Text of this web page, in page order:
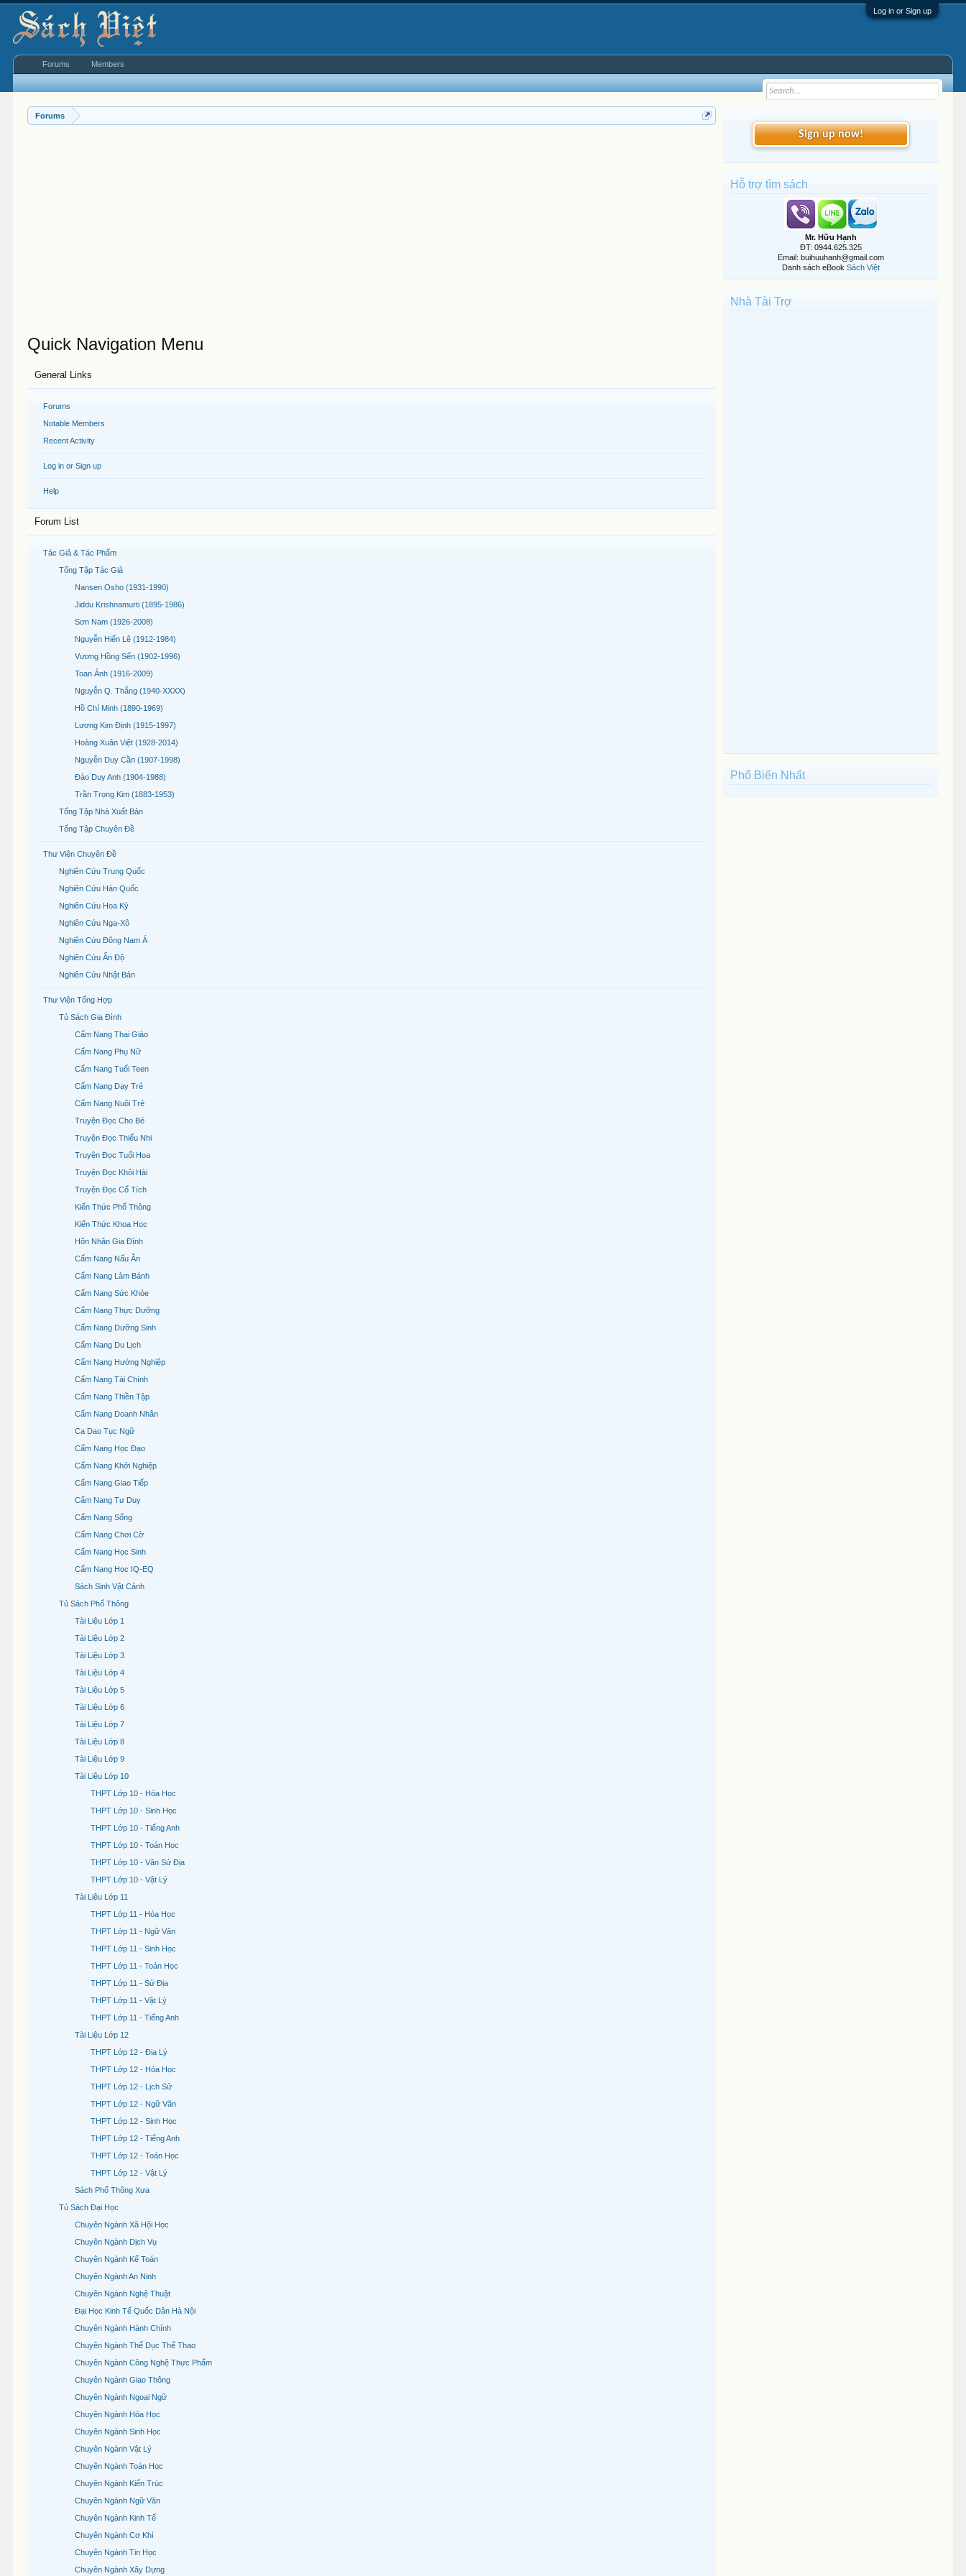
Log in or Sign up
Forums
Quick Navigation Menu
General Links
Forums
Notable Members
Recent Activity
Log in or Sign up
Help
Forum List
Tác Giả & Tác Phẩm
Tổng Tập Tác Giả
Nansen Osho (1931-1990)
Jiddu Krishnamurti (1895-1986)
Sơn Nam (1926-2008)
Nguyễn Hiến Lê (1912-1984)
Vương Hồng Sển (1902-1996)
Toan Ánh (1916-2009)
Nguyễn Q. Thắng (1940-XXXX)
Hồ Chí Minh (1890-1969)
Lương Kim Định (1915-1997)
Hoàng Xuân Việt (1928-2014)
Nguyễn Duy Cần (1907-1998)
Đào Duy Anh (1904-1988)
Trần Trọng Kim (1883-1953)
Tổng Tập Nhà Xuất Bản
Tổng Tập Chuyên Đề
Thư Viện Chuyên Đề
Nghiên Cứu Trung Quốc
Nghiên Cứu Hàn Quốc
Nghiên Cứu Hoa Kỳ
Nghiên Cứu Nga-Xô
Nghiên Cứu Đông Nam Á
Nghiên Cứu Ấn Độ
Nghiên Cứu Nhật Bản
Thư Viện Tổng Hợp
Tủ Sách Gia Đình
Cẩm Nang Thai Giáo
Cẩm Nang Phụ Nữ
Cẩm Nang Tuổi Teen
Cẩm Nang Dạy Trẻ
Cẩm Nang Nuôi Trẻ
Truyện Đọc Cho Bé
Truyện Đọc Thiếu Nhi
Truyện Đọc Tuổi Hoa
Truyện Đọc Khôi Hài
Truyện Đọc Cổ Tích
Kiến Thức Phổ Thông
Kiến Thức Khoa Học
Hôn Nhân Gia Đình
Cẩm Nang Nấu Ăn
Cẩm Nang Làm Bánh
Cẩm Nang Sức Khỏe
Cẩm Nang Thực Dưỡng
Cẩm Nang Dưỡng Sinh
Cẩm Nang Du Lịch
Cẩm Nang Hướng Nghiệp
Cẩm Nang Tài Chính
Cẩm Nang Thiền Tập
Cẩm Nang Doanh Nhân
Ca Dao Tục Ngữ
Cẩm Nang Học Đạo
Cẩm Nang Khởi Nghiệp
Cẩm Nang Giao Tiếp
Cẩm Nang Tư Duy
Cẩm Nang Sống
Cẩm Nang Chơi Cờ
Cẩm Nang Học Sinh
Cẩm Nang Học IQ-EQ
Sách Sinh Vật Cảnh
Tủ Sách Phổ Thông
Tài Liệu Lớp 1
Tài Liệu Lớp 2
Tài Liệu Lớp 3
Tài Liệu Lớp 4
Tài Liệu Lớp 5
Tài Liệu Lớp 6
Tài Liệu Lớp 7
Tài Liệu Lớp 8
Tài Liệu Lớp 9
Tài Liệu Lớp 10
THPT Lớp 10 - Hóa Học
THPT Lớp 10 - Sinh Học
THPT Lớp 10 - Tiếng Anh
THPT Lớp 10 - Toán Học
THPT Lớp 10 - Văn Sử Địa
THPT Lớp 10 - Vật Lý
Tài Liệu Lớp 11
THPT Lớp 11 - Hóa Học
THPT Lớp 11 - Ngữ Văn
THPT Lớp 11 - Sinh Học
THPT Lớp 11 - Toán Học
THPT Lớp 11 - Sử Địa
THPT Lớp 11 - Vật Lý
THPT Lớp 11 - Tiếng Anh
Tài Liệu Lớp 12
THPT Lớp 12 - Địa Lý
THPT Lớp 12 - Hóa Học
THPT Lớp 12 - Lịch Sử
THPT Lớp 12 - Ngữ Văn
THPT Lớp 12 - Sinh Học
THPT Lớp 12 - Tiếng Anh
THPT Lớp 12 - Toán Học
THPT Lớp 12 - Vật Lý
Sách Phổ Thông Xưa
Tủ Sách Đại Học
Chuyên Ngành Xã Hội Học
Chuyên Ngành Dịch Vụ
Chuyên Ngành Kế Toán
Chuyên Ngành An Ninh
Chuyên Ngành Nghệ Thuật
Đại Học Kinh Tế Quốc Dân Hà Nội
Chuyên Ngành Hành Chính
Chuyên Ngành Thể Dục Thể Thao
Chuyên Ngành Công Nghệ Thực Phẩm
Chuyên Ngành Giao Thông
Chuyên Ngành Ngoại Ngữ
Chuyên Ngành Hóa Học
Chuyên Ngành Sinh Học
Chuyên Ngành Vật Lý
Chuyên Ngành Toán Học
Chuyên Ngành Kiến Trúc
Chuyên Ngành Ngữ Văn
Chuyên Ngành Kinh Tế
Chuyên Ngành Cơ Khí
Chuyên Ngành Tin Học
Chuyên Ngành Xây Dựng
Sign up now!
Hỗ trợ tìm sách
Mr. Hữu Hạnh
ĐT: 0944.625.325
Email: buihuuhanh@gmail.com
Danh sách eBook Sách Việt
Nhà Tài Trợ
Phổ Biến Nhất
Forums Members